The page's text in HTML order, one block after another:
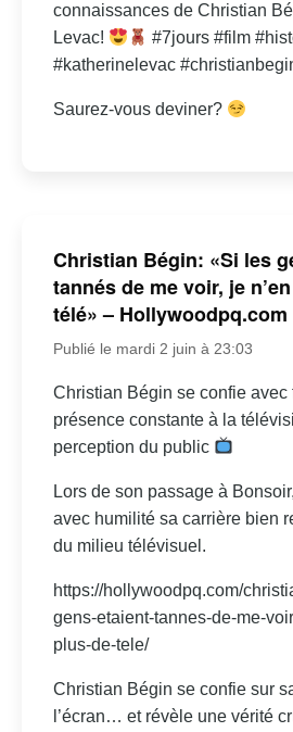
connaissances de Christian
Levac!
#7jours #film
#katherinelevac
Saurez-vous deviner?
Christian Bégin: «Si les
tannés de me voir, je
télé» – Hollywoodpq.com
Publié le mardi 2 juin à 23:03
Christian Bégin se confie avec
présence constante à la
perception du public
Lors de son passage à
avec humilité sa carrière bien
du milieu télévisuel.
https://hollywoodpq.com/
gens-etaient-tannes-de-me-
plus-de-tele/
Christian Bégin se confie sur
l’écran… et révèle une vérité